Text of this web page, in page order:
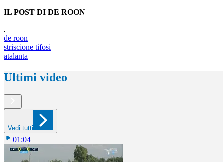
IL POST DI DE ROON
de roon
striscione tifosi
atalanta
Ultimi video
Vedi tutti
01:04